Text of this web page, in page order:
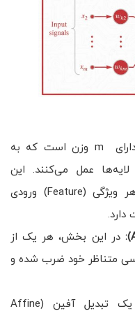
شبکه دارای m وزن است که به
عمل می‌کنند. این
پارامترها تعیین می‌کنند که هر ویژگی (Feature) ورودی
:در این بخش، هر یک از
متناظر خود ضرب شده و
بایاس به عنوان یک تبدیل آفین (Affine